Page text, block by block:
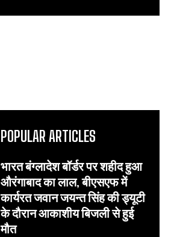
POPULAR ARTICLES
भारत बंग्लादेश बॉर्डर पर शहीद हुआ
औरंगाबाद का लाल, बीएसएफ में
कार्यरत जवान जयन्त सिंह की ड्यूटी
के दौरान आकाशीय बिजली से हुई
मौत